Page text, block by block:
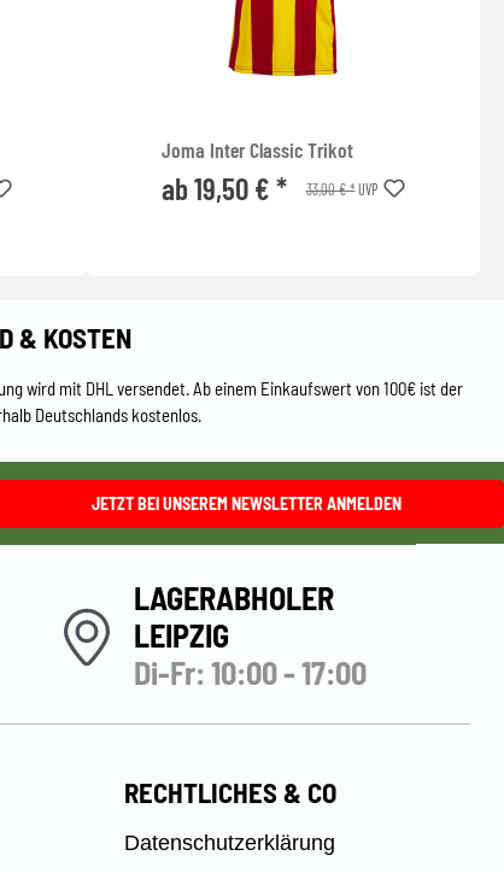
Joma Inter Classic Trikot
ab 19,50 € * 33,00 € *UVP
& KOSTEN
wird mit DHL versendet. Ab einem Einkaufswert von 100€ ist der
Deutschlands kostenlos.
JETZT BEI UNSEREM NEWSLETTER ANMELDEN
LAGERABHOLER
LEIPZIG
Di-Fr: 10:00 - 17:00
RECHTLICHES & CO
Datenschutzerklärung